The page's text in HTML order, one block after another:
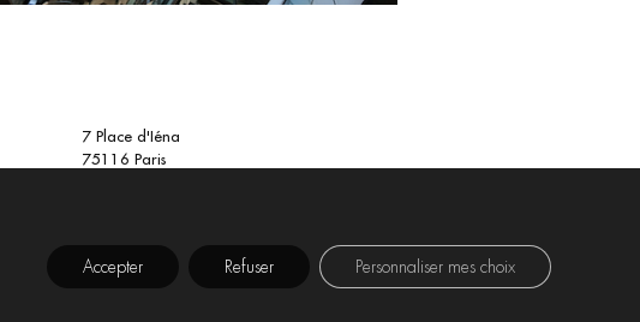
7 Place d'Iéna
75116 Paris
NOTICE
POLITIQUE DE
POLITIQUE
Accepter Refuser Personnaliser mes choix